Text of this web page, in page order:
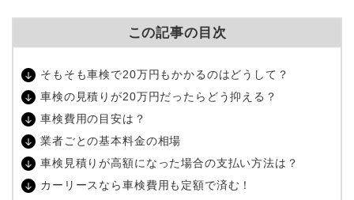
この記事の目次
そもそも車検で20万円もかかるのはどうして？
車検の見積りが20万円だったらどう抑える？
車検費用の目安は？
業者ごとの基本料金の相場
車検見積りが高額になった場合の支払い方法は？
カーリースなら車検費用も定額で済む！